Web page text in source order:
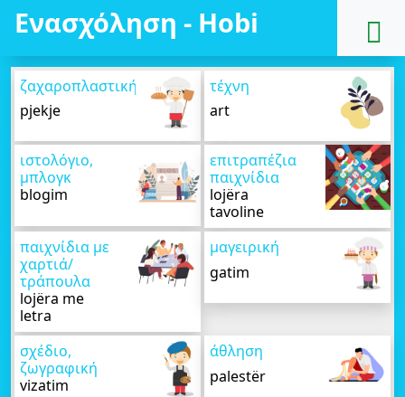
Ενασχόληση - Hobi
ζαχαροπλαστική
pjekje
τέχνη
art
ιστολόγιο,
μπλογκ
blogim
επιτραπέζια
παιχνίδια
lojëra
tavoline
παιχνίδια με
χαρτιά/
τράπουλα
lojëra me
letra
μαγειρική
gatim
σχέδιο,
ζωγραφική
vizatim
άθληση
palestër